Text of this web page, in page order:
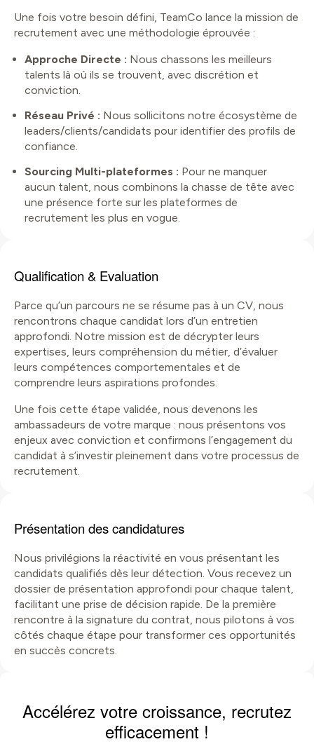
Une fois votre besoin défini, TeamCo lance la mission de
recrutement avec une méthodologie éprouvée :
Approche Directe : Nous chassons les meilleurs
talents là où ils se trouvent, avec discrétion et
conviction.
Réseau Privé : Nous sollicitons notre écosystème de
leaders/clients/candidats pour identifier des profils de
confiance.
Sourcing Multi-plateformes : Pour ne manquer
aucun talent, nous combinons la chasse de tête avec
une présence forte sur les plateformes de
recrutement les plus en vogue.
Qualification & Evaluation
Parce qu’un parcours ne se résume pas à un CV, nous
rencontrons chaque candidat lors d’un entretien
approfondi. Notre mission est de décrypter leurs
expertises, leurs compréhension du métier, d’évaluer
leurs compétences comportementales et de
comprendre leurs aspirations profondes.
Une fois cette étape validée, nous devenons les
ambassadeurs de votre marque : nous présentons vos
enjeux avec conviction et confirmons l’engagement du
candidat à s’investir pleinement dans votre processus de
recrutement.
Présentation des candidatures
Nous privilégions la réactivité en vous présentant les
candidats qualifiés dès leur détection. Vous recevez un
dossier de présentation approfondi pour chaque talent,
facilitant une prise de décision rapide. De la première
rencontre à la signature du contrat, nous pilotons à vos
côtés chaque étape pour transformer ces opportunités
en succès concrets.
Accélérez votre croissance, recrutez
efficacement !